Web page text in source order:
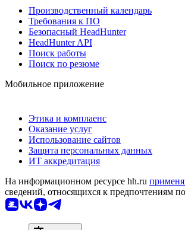
Производственный календарь
Требования к ПО
Безопасный HeadHunter
HeadHunter API
Поиск работы
Поиск по резюме
Мобильное приложение
Этика и комплаенс
Оказание услуг
Использование сайтов
Защита персональных данных
ИТ аккредитация
На информационном ресурсе hh.ru
сведений, относящихся к предпочтениям